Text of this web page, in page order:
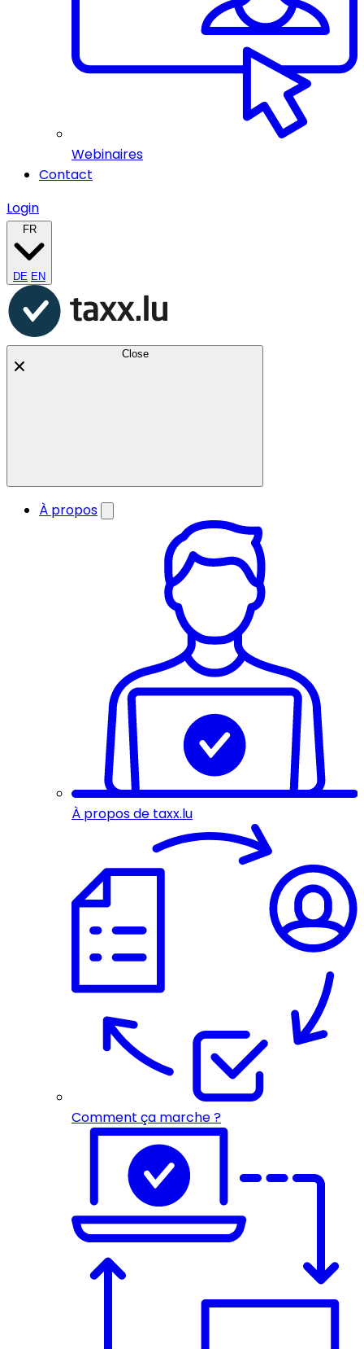
Webinaires
Contact
Login
FR
DE EN
Close
À propos
À propos de taxx.lu
Comment ça marche ?